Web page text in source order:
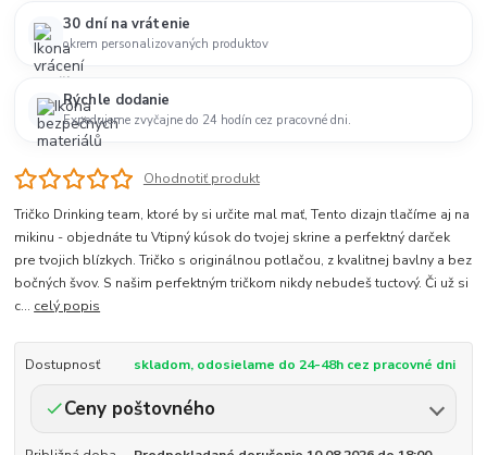
30 dní na vrátenie
okrem personalizovaných produktov
Rýchle dodanie
Expedujeme zvyčajne do 24 hodín cez pracovné dni.
Ohodnotiť produkt
Tričko Drinking team, ktoré by si určite mal mať, Tento dizajn tlačíme aj na
mikinu - objednáte tu Vtipný kúsok do tvojej skrine a perfektný darček
pre tvojich blízkych. Tričko s originálnou potlačou, z kvalitnej bavlny a bez
bočných švov. S našim perfektným tričkom nikdy nebudeš tuctový. Či už si
c... celý popis
Dostupnosť skladom, odosielame do 24-48h cez pracovné dni
Ceny poštovného